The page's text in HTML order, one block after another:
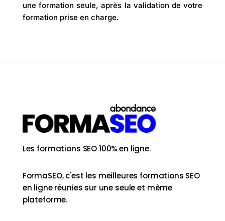
une formation seule, après la validation de votre
formation prise en charge.
Les formations SEO 100% en ligne.
FormaSEO, c'est les meilleures formations SEO
en ligne réunies sur une seule et même
plateforme.